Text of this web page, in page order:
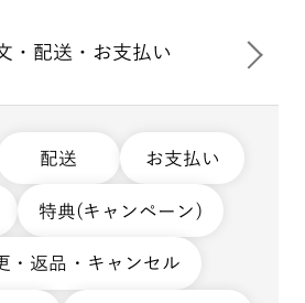
・配送・お支払い
配送 お支払い
特典(キャンペーン)
・返品・キャンセル